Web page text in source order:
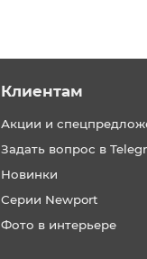
Клиентам
Акции и
Задать вопрос в
Новинки
Серии Newport
Фото в интерьере